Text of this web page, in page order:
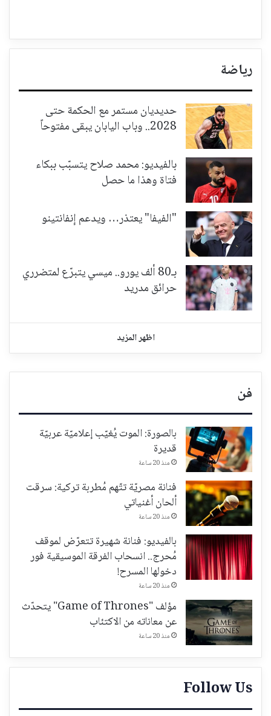
رياضة
حديديان مستمر مع الحكمة حتى
2028.. وباب اليابان يبقى مفتوحاً
بالفيديو: محمد صلاح يتسبّب ببكاء
فتاة وهذا ما حصل
"الفيفا" يعتذر… ويدعم إنفانتينو
بـ80 ألف يورو.. ميسي يتبرّع لمتضرري
حرائق مدريد
اظهر المزيد
فن
بالصورة: الموت يُغيّب إعلاميّة عربيّة
قديرة
منذ 20 ساعة
فنانة مصريّة تتّهم مُطربة تركية: سرقت
ألحان أغنياتي
منذ 20 ساعة
بالفيديو: فنانة شهيرة تتعرّض لموقف
مُحرج.. انسحاب الفرقة الموسيقية فور
دخولها المسرح!
منذ 20 ساعة
مؤلف "Game of Thrones" يتحدّث
عن معاناته من الاكتئاب
منذ 20 ساعة
Follow Us